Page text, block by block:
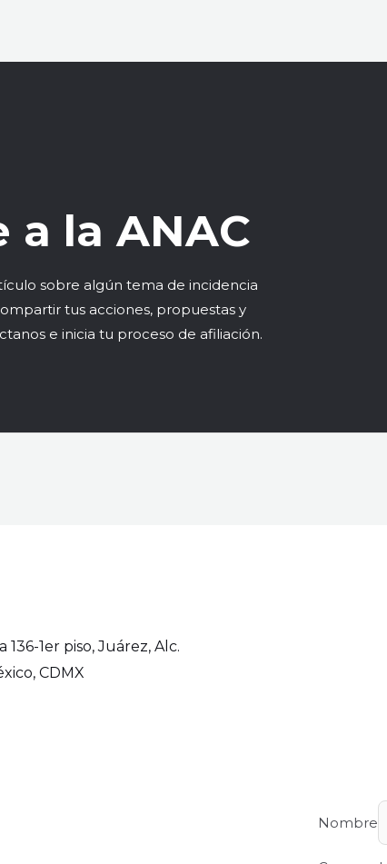
la ANAC
sobre algún tema de incidencia
tus acciones, propuestas y
e inicia tu proceso de afiliación.
1er piso, Juárez, Alc.
CDMX
Nombre